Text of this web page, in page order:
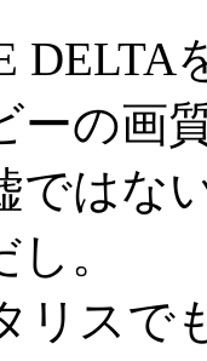
DELTA
ーの画
ではな
。
リスで